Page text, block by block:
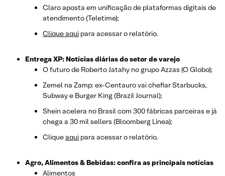
Claro aposta em unificação de plataformas digitais de
atendimento (Teletime);
Clique aqui para acessar o relatório.
Entrega XP: Notícias diárias do setor de varejo
O futuro de Roberto Jatahy no grupo Azzas (O Globo);
Zemel na Zamp: ex-Centauro vai chefiar Starbucks,
Subway e Burger King (Brazil Journal);
Shein acelera no Brasil com 300 fábricas parceiras e já
chega a 30 mil sellers (Bloomberg Línea);
Cliqueaqui para acessar o relatório.
Agro, Alimentos & Bebidas: confira as principais notícias
Alimentos